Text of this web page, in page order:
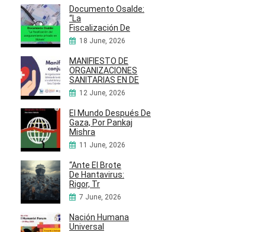
Documento Osalde:
“La
Fiscalización De
18 June, 2026
MANIFIESTO DE
ORGANIZACIONES
SANITARIAS EN DE
12 June, 2026
El Mundo Después De
Gaza, Por Pankaj
Mishra
11 June, 2026
“Ante El Brote
De Hantavirus:
Rigor, Tr
7 June, 2026
Nación Humana
Universal